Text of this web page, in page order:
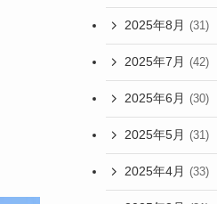
2025年8月 (31)
2025年7月 (42)
2025年6月 (30)
2025年5月 (31)
2025年4月 (33)